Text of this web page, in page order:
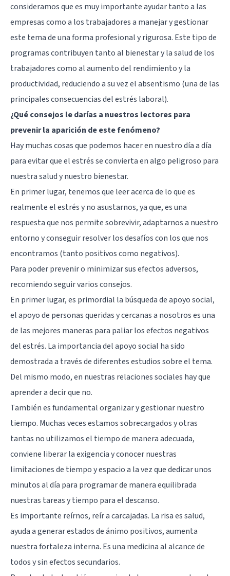
consideramos que es muy importante ayudar tanto a las
empresas como a los trabajadores a manejar y gestionar
este tema de una forma profesional y rigurosa. Este tipo de
programas contribuyen tanto al bienestar y la salud de los
trabajadores como al aumento del rendimiento y la
productividad, reduciendo a su vez el absentismo (una de las
principales consecuencias del estrés laboral).
¿Qué consejos le darías a nuestros lectores para
prevenir la aparición de este fenómeno?
Hay muchas cosas que podemos hacer en nuestro día a día
para evitar que el estrés se convierta en algo peligroso para
nuestra salud y nuestro bienestar.
En primer lugar, tenemos que leer acerca de lo que es
realmente el estrés y no asustarnos, ya que, es una
respuesta que nos permite sobrevivir, adaptarnos a nuestro
entorno y conseguir resolver los desafíos con los que nos
encontramos (tanto positivos como negativos).
Para poder prevenir o minimizar sus efectos adversos,
recomiendo seguir varios consejos.
En primer lugar, es primordial la búsqueda de apoyo social,
el apoyo de personas queridas y cercanas a nosotros es una
de las mejores maneras para paliar los efectos negativos
del estrés. La importancia del apoyo social ha sido
demostrada a través de diferentes estudios sobre el tema.
Del mismo modo, en nuestras relaciones sociales hay que
aprender a decir que no.
También es fundamental organizar y gestionar nuestro
tiempo. Muchas veces estamos sobrecargados y otras
tantas no utilizamos el tiempo de manera adecuada,
conviene liberar la exigencia y conocer nuestras
limitaciones de tiempo y espacio a la vez que dedicar unos
minutos al día para programar de manera equilibrada
nuestras tareas y tiempo para el descanso.
Es importante reírnos, reír a carcajadas. La risa es salud,
ayuda a generar estados de ánimo positivos, aumenta
nuestra fortaleza interna. Es una medicina al alcance de
todos y sin efectos secundarios.